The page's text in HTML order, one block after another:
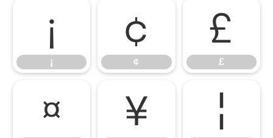
¡
¡
¢
¢
£
£
¤ ¥ ¦